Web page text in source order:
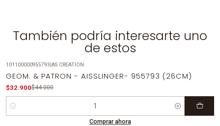
También podría interesarte uno
de estos
101100000955793 AS CREATION
GEOM. & PATRON - AISSLINGER- 955793 (26CM)
$32.900$44.000
Cantidad
Comprar ahora